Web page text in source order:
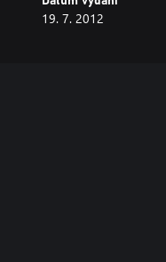
19. 7. 2012